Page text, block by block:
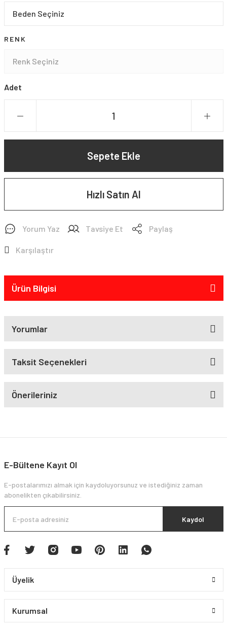
RENK
Adet
Sepete Ekle
Hızlı Satın Al
Yorum Yaz Tavsiye Et Paylaş
Karşılaştır
Ürün Bilgisi
Yorumlar
Taksit Seçenekleri
Önerileriniz
E-Bültene Kayıt Ol
E-postalarımızı almak için kaydoluyorsunuz ve istediğiniz zaman
abonelikten çıkabilirsiniz.
Kaydol
Üyelik
Kurumsal